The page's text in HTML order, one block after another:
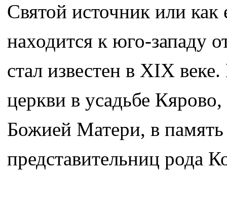
Святой источник или
находится к юго-западу
стал известен в XIX
церкви в усадьбе
Божией Матери, в память
представительниц рода